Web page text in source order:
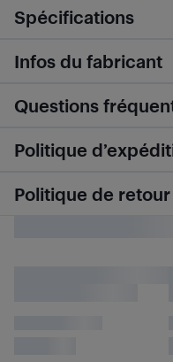
Spécifications
Infos du fabricant
Questions
Politique
Politique de retour